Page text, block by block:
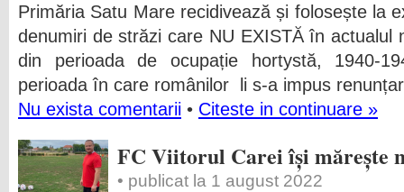
Primăria Satu Mare recidivează și folosește la
denumiri de străzi care NU EXISTĂ în actualul
din perioada de ocupație hortystă, 1940-
perioada în care românilor li s-a impus
Nu exista comentarii • Citeste in continuare »
FC Viitorul Carei își mărește
• publicat la 1 august 2022